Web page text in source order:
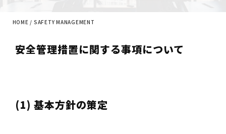
HOME / SAFETY MANAGEMENT
安全管理措置に関する事項について
(1) 基本方針の策定